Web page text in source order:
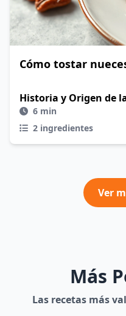
Cómo tostar
Historia y Origen de
6 min
2 ingredientes
Ver
Más
Las recetas más